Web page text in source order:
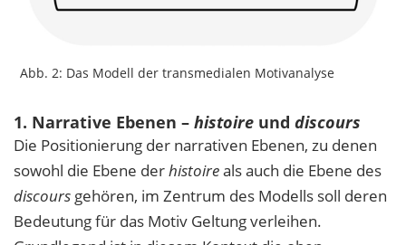
Abb. 2: Das Modell der transmedialen Motivanalyse
1. Narrative Ebenen – histoire und discours
Die Positionierung der narrativen Ebenen, zu denen
sowohl die Ebene derhistoireals auch die Ebene des
discours gehören, im Zentrum des Modells soll deren
Bedeutung für das Motiv Geltung verleihen.